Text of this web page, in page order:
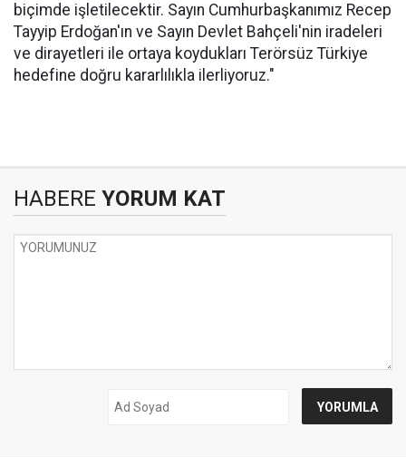
biçimde işletilecektir. Sayın Cumhurbaşkanımız Recep
Tayyip Erdoğan'ın ve Sayın Devlet Bahçeli'nin iradeleri
ve dirayetleri ile ortaya koydukları Terörsüz Türkiye
hedefine doğru kararlılıkla ilerliyoruz."
HABERE YORUM KAT